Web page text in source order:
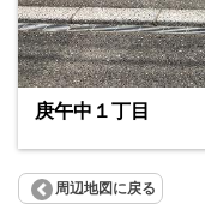
庚午中１丁目
周辺地図に戻る